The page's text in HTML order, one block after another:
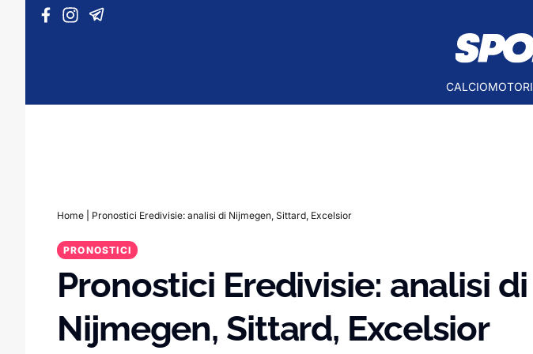
Vai al contenuto
CALCIOMOTORI
Home Pronostici Eredivisie: analisi di Nijmegen, Sittard, Excelsior
PRONOSTICI
Pronostici Eredivisie: analisi di
Nijmegen, Sittard, Excelsior